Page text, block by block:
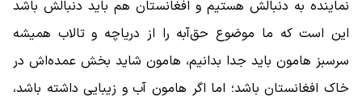
نماینده به دنبالش هستیم و افغانستان هم باید دنبالش باشد
این است که ما موضوع حق‌آبه را از دریاچه و تالاب همیشه
سرسبز هامون باید جدا بدانیم، هامون شاید بخش عمده‌اش در
خاک افغانستان باشد؛ اما اگر هامون آب و زیبایی داشته باشد،